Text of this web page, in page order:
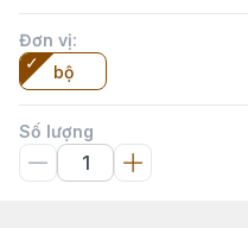
Đơn vị:
bộ
Số lượng